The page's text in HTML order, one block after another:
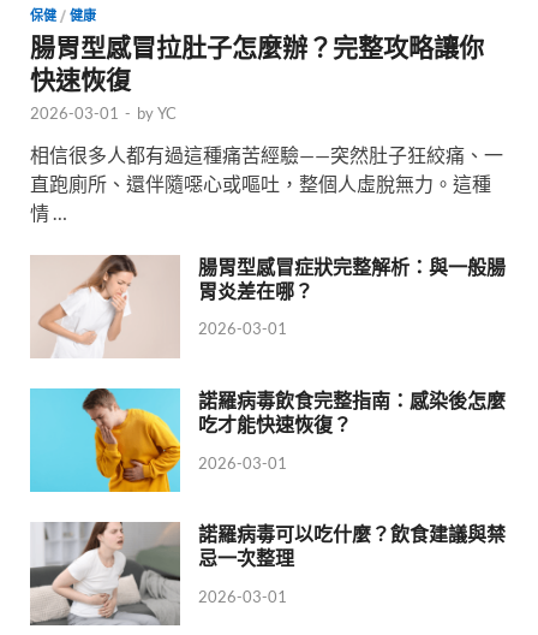
保健 / 健康
腸胃型感冒拉肚子怎麼辦？完整攻略讓你
快速恢復
2026-03-01 - byYC
相信很多人都有過這種痛苦經驗——突然肚子狂絞痛、一
直跑廁所、還伴隨噁心或嘔吐，整個人虛脫無力。這種
情 …
腸胃型感冒症狀完整解析：與一般腸
胃炎差在哪？
2026-03-01
諾羅病毒飲食完整指南：感染後怎麼
吃才能快速恢復？
2026-03-01
諾羅病毒可以吃什麼？飲食建議與禁
忌一次整理
2026-03-01